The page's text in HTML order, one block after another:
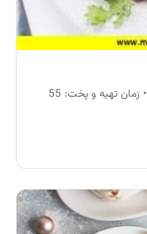
خوراک بیف و هندوانه • تعداد: 4 تا 6 نفر • زمان تهیه و پخت: 55